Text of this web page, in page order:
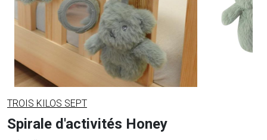
TROIS KILOS SEPT
Spirale d'activités Honey